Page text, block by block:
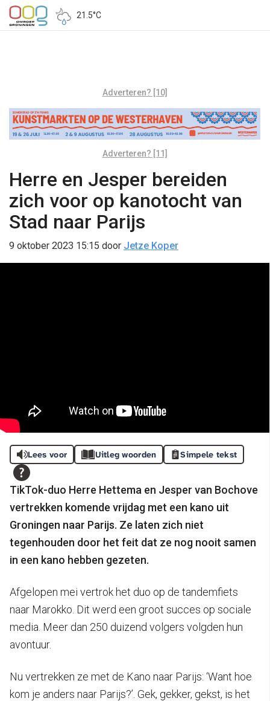
21.5°C
Adverteren? [10]
Adverteren? [11]
Herre en Jesper bereiden
zich voor op kanotocht van
Stad naar Parijs
9 oktober 2023 15:15 door Jetze Koper
Lees voor Uitleg woorden Simpele tekst
TikTok-duo Herre Hettema en Jesper van Bochove
vertrekken komende vrijdag met een kano uit
Groningen naar Parijs. Ze laten zich niet
tegenhouden door het feit dat ze nog nooit samen
in een kano hebben gezeten.
Afgelopen mei vertrok het duo op de tandemfiets
naar Marokko. Dit werd een groot succes op sociale
media. Meer dan 250 duizend volgers volgden hun
avontuur.
Nu vertrekken ze met de Kano naar Parijs: ‘Want hoe
kom je anders naar Parijs?’. Gek, gekker, gekst, is het